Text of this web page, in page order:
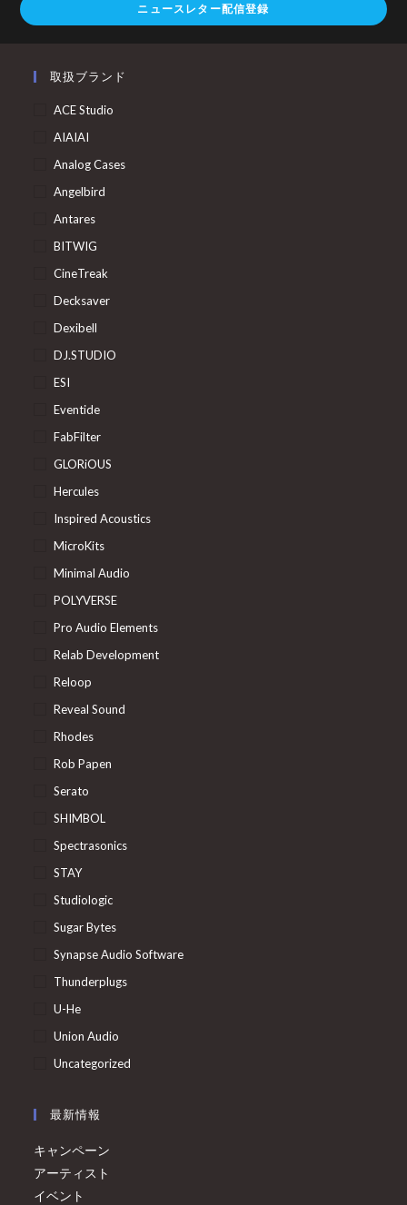
ニュースレター配信登録
取扱ブランド
ACE Studio
AIAIAI
Analog Cases
Angelbird
Antares
BITWIG
CineTreak
Decksaver
Dexibell
DJ.STUDIO
ESI
Eventide
FabFilter
GLORiOUS
Hercules
Inspired Acoustics
MicroKits
Minimal Audio
POLYVERSE
Pro Audio Elements
Relab Development
Reloop
Reveal Sound
Rhodes
Rob Papen
Serato
SHIMBOL
Spectrasonics
STAY
Studiologic
Sugar Bytes
Synapse Audio Software
Thunderplugs
U-He
Union Audio
Uncategorized
最新情報
キャンペーン
アーティスト
イベント